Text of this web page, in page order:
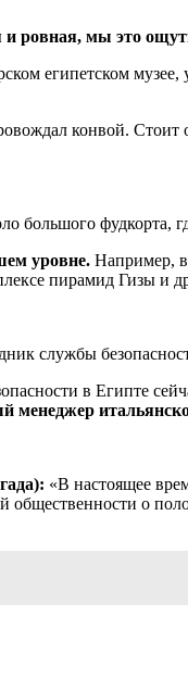
ровная, мы это
египетском
конвой. Стоит
большого
уровне. Например, в
пирамид Гизы и
службы
в Египте
менеджер
«В настоящее
о